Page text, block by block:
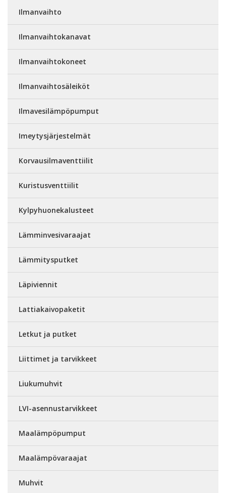
Ilmanvaihto
Ilmanvaihtokanavat
Ilmanvaihtokoneet
Ilmanvaihtosäleiköt
Ilmavesilämpöpumput
Imeytysjärjestelmät
Korvausilmaventtiilit
Kuristusventtiilit
Kylpyhuonekalusteet
Lämminvesivaraajat
Lämmitysputket
Läpiviennit
Lattiakaivopaketit
Letkut ja putket
Liittimet ja tarvikkeet
Liukumuhvit
LVI-asennustarvikkeet
Maalämpöpumput
Maalämpövaraajat
Muhvit